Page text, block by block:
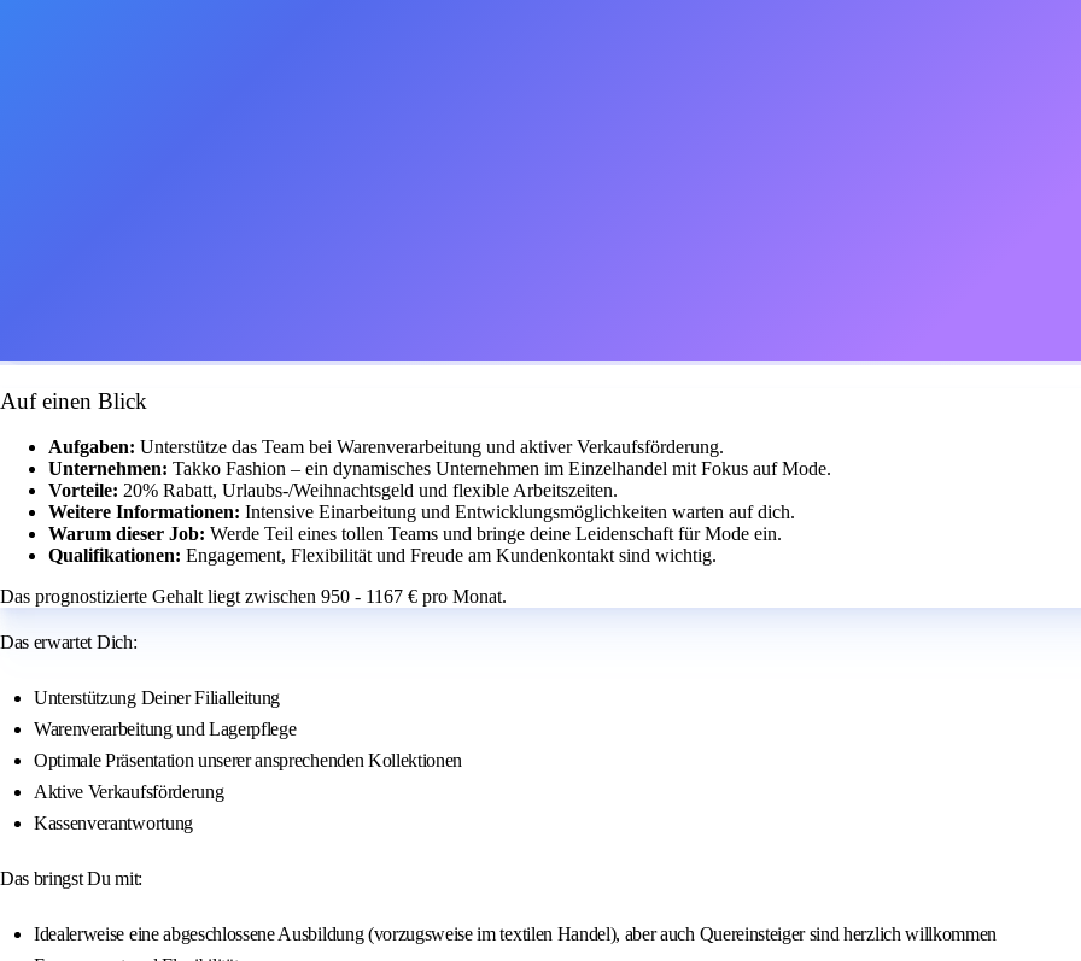
Auf einen Blick
Aufgaben: Unterstütze das Team bei Warenverarbeitung und aktiver Verkaufsförderung.
Unternehmen: Takko Fashion – ein dynamisches Unternehmen im Einzelhandel mit Fokus auf Mode.
Vorteile: 20% Rabatt, Urlaubs-/Weihnachtsgeld und flexible Arbeitszeiten.
Weitere Informationen: Intensive Einarbeitung und Entwicklungsmöglichkeiten warten auf dich.
Warum dieser Job: Werde Teil eines tollen Teams und bringe deine Leidenschaft für Mode ein.
Qualifikationen: Engagement, Flexibilität und Freude am Kundenkontakt sind wichtig.
Das prognostizierte Gehalt liegt zwischen 950 - 1167 € pro Monat.
Das erwartet Dich:
Unterstützung Deiner Filialleitung
Warenverarbeitung und Lagerpflege
Optimale Präsentation unserer ansprechenden Kollektionen
Aktive Verkaufsförderung
Kassenverantwortung
Das bringst Du mit:
Idealerweise eine abgeschlossene Ausbildung (vorzugsweise im textilen Handel), aber auch Quereinsteiger sind herzlich willkommen